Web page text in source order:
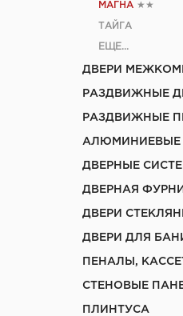
МАГНА ★★
ТАЙГА
ЕЩЕ...
ДВЕРИ
РАЗДВИЖНЫЕ
РАЗДВИЖНЫЕ
АЛЮМИНИЕВЫЕ
ДВЕРНЫЕ
ДВЕРНАЯ
ДВЕРИ
ДВЕРИ ДЛЯ
ПЕНАЛЫ,
СТЕНОВЫЕ
ПЛИНТУСА